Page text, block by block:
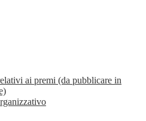
ai premi (da pubblicare in